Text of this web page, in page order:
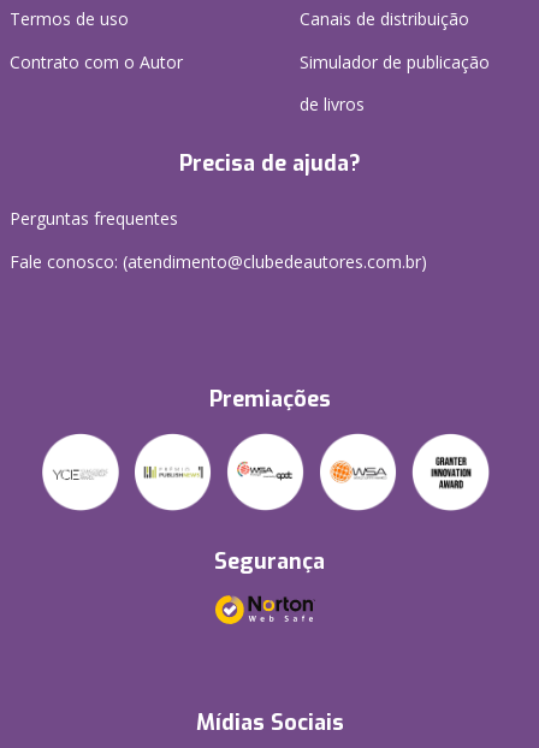
Termos de uso
Contrato com o Autor
Canais de distribuição
Simulador de publicação
de livros
Precisa de ajuda?
Perguntas frequentes
Fale conosco: (atendimento@clubedeautores.com.br)
Premiações
Segurança
Mídias Sociais